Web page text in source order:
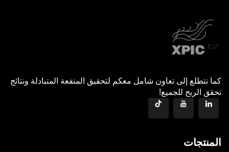
كما نتطلع إلى تعاون شامل معكم لتحقيق المنفعة المتبادلة ونتائج
تحقق الربح للجميع!
المنتجات